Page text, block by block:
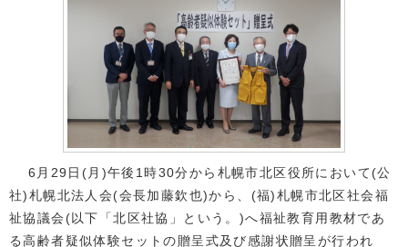
6月29日(月)午後1時30分から札幌市北区役所において(公
社)札幌北法人会(会長加藤欽也)から、(福)札幌市北区社会福
祉協議会(以下「北区社協」という。)へ福祉教育用教材であ
る高齢者疑似体験セットの贈呈式及び感謝状贈呈が行われ